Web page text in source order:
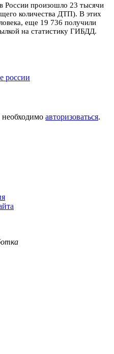
России произошло 23 тысячи
количества ДТП). В этих
еще 19 736 получили
на статистику ГИБДД.
россии
авторизоваться.